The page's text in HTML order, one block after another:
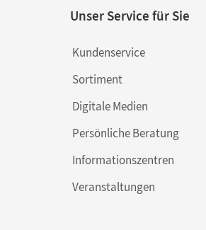
Unser Service für Sie
Kundenservice
Sortiment
Digitale Medien
Persönliche Beratung
Informationszentren
Veranstaltungen